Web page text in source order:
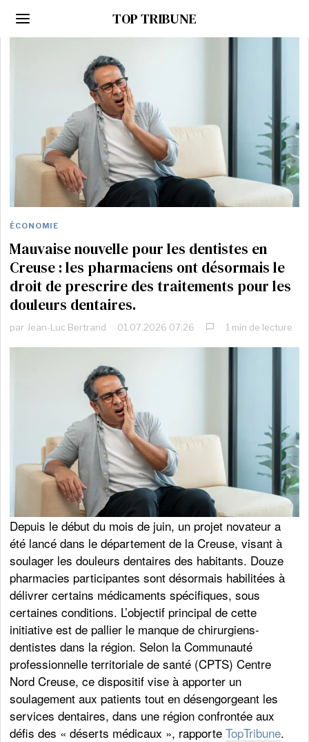
TOP TRIBUNE
ÉCONOMIE
Mauvaise nouvelle pour les dentistes en
Creuse : les pharmaciens ont désormais le
droit de prescrire des traitements pour les
douleurs dentaires.
par Jean-Luc Bertrand 01.07.2026 07:26 1 min de lecture
Depuis le début du mois de juin, un projet novateur a
été lancé dans le département de la Creuse, visant à
soulager les douleurs dentaires des habitants. Douze
pharmacies participantes sont désormais habilitées à
délivrer certains médicaments spécifiques, sous
certaines conditions. L’objectif principal de cette
initiative est de pallier le manque de chirurgiens-
dentistes dans la région. Selon la Communauté
professionnelle territoriale de santé (CPTS) Centre
Nord Creuse, ce dispositif vise à apporter un
soulagement aux patients tout en désengorgeant les
services dentaires, dans une région confrontée aux
défis des « déserts médicaux », rapporteTopTribune.